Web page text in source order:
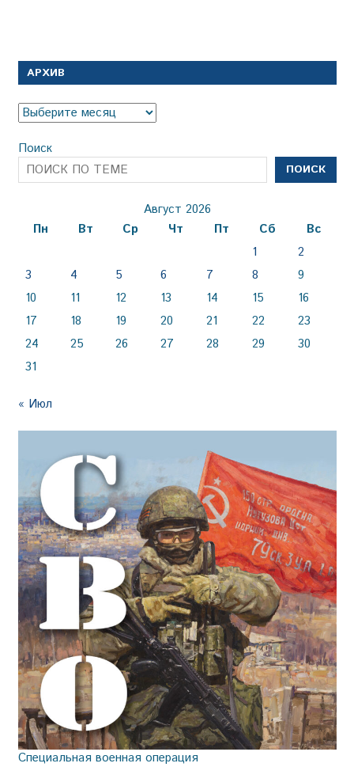
АРХИВ
Архив
Поиск
ПОИСК
Август 2026
Пн
Вт Ср Чт Пт Сб
Вс
1
2
3
4 5 6 7 8
9
10
11 12 13 14 15
16
17
18 19 20 21 22
23
24
25 26 27 28 29
30
31
« Июл
Специальная военная операция